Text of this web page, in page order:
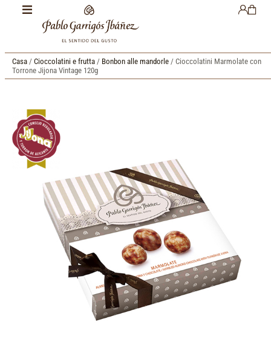
Casa / Cioccolatini e frutta / Bonbon alle mandorle / Cioccolatini Marmolate con
Torrone Jijona Vintage 120g